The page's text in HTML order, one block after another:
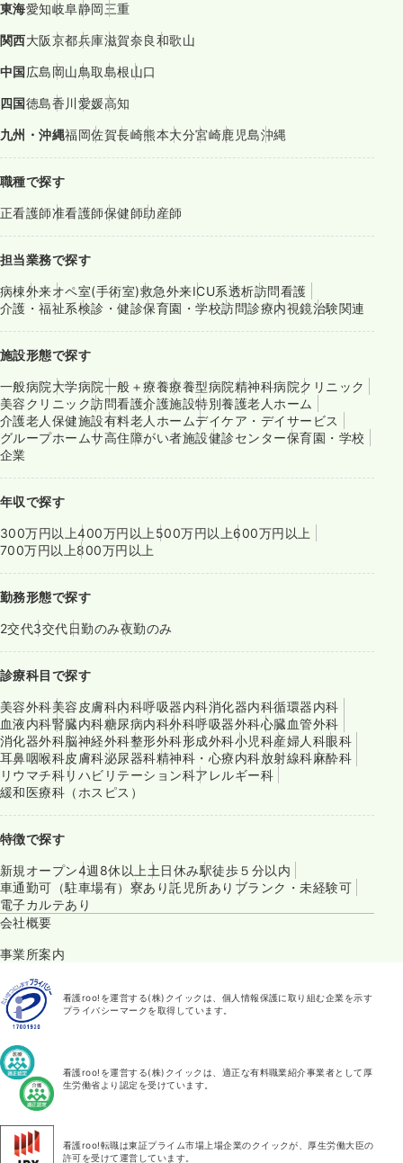
東海愛知岐阜静岡三重
関西大阪京都兵庫滋賀奈良和歌山
中国広島岡山鳥取島根山口
四国徳島香川愛媛高知
九州・沖縄福岡佐賀長崎熊本大分宮崎鹿児島沖縄
職種で探す
正看護師准看護師保健師助産師
担当業務で探す
病棟外来オペ室(手術室)救急外来ICU系透析訪問看護
介護・福祉系検診・健診保育園・学校訪問診療内視鏡治験関連
施設形態で探す
一般病院大学病院一般＋療養療養型病院精神科病院クリニック
美容クリニック訪問看護介護施設特別養護老人ホーム
介護老人保健施設有料老人ホームデイケア・デイサービス
グループホームサ高住障がい者施設健診センター保育園・学校
企業
年収で探す
300万円以上400万円以上 500万円以上600万円以上
700万円以上800万円以上
勤務形態で探す
2交代3交代日勤のみ夜勤のみ
診療科目で探す
美容外科美容皮膚科内科呼吸器内科消化器内科循環器内科
血液内科腎臓内科糖尿病内科外科呼吸器外科心臓血管外科
消化器外科脳神経外科整形外科形成外科小児科産婦人科眼科
耳鼻咽喉科皮膚科泌尿器科精神科・心療内科放射線科麻酔科
リウマチ科リハビリテーション科アレルギー科
緩和医療科（ホスピス）
特徴で探す
新規オープン4週8休以上 土日休み駅徒歩５分以内
車通勤可（駐車場有） 寮あり託児所あり ブランク・未経験可
電子カルテあり
会社概要
事業所案内
看護roo!を運営する(株)クイックは、個人情報保護に取り組む企業を示す
プライバシーマークを取得しています。
看護roo!を運営する(株)クイックは、適正な有料職業紹介事業者として厚
生労働省より認定を受けています。
看護roo!転職は東証プライム市場上場企業のクイックが、厚生労働大臣の
許可を受けて運営しています。